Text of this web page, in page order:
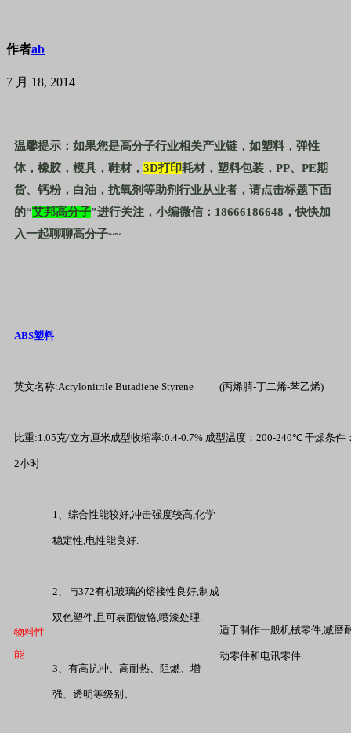
作者ab
7 月 18, 2014
温馨提示：如果您是高分子行业相关产业链，如塑料，弹性
体，橡胶，模具，鞋材， 3D打印耗材，塑料包装， PP、 PE期
货、钙粉，白油，抗氧剂等助剂行业从业者，请点击标题下面
的“艾邦高分子”进行关注，小编微信： 18666186648 ，快快加
入一起聊聊高分子~~
ABS塑料
英文名称:Acrylonitrile Butadiene Styrene (丙烯腈-丁二烯-苯乙烯)
比重:1.05克/立方厘米成型收缩率:0.4-0.7% 成型温度： 200-240℃ 干燥条件
2小时
物料性
能
1、综合性能较好,冲击强度较高,化学
稳定性,电性能良好.
适于制作一般机械零件,减磨
动零件和电讯零件.
2、与372有机玻璃的熔接性良好,制成
双色塑件, 且可表面镀铬,喷漆处理.
3、有高抗冲、高耐热、阻燃、增
强、透明等级别。